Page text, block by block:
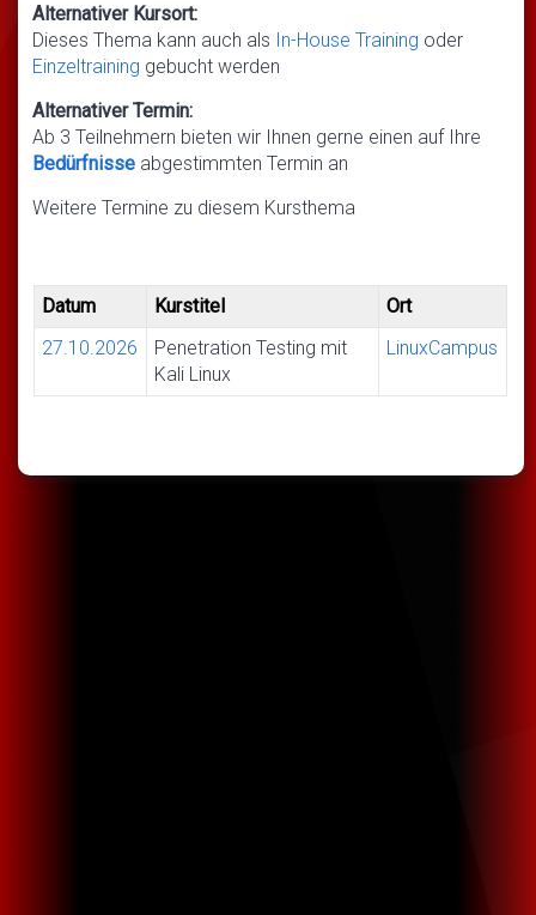
Alternativer Kursort:
Dieses Thema kann auch als In-House Training oder
Einzeltraining gebucht werden
Alternativer Termin:
Ab 3 Teilnehmern bieten wir Ihnen gerne einen auf Ihre
Bedürfnisse abgestimmten Termin an
Weitere Termine zu diesem Kursthema
Datum Kurstitel
Ort
27.10.2026
Penetration Testing mit
Kali Linux
LinuxCampus